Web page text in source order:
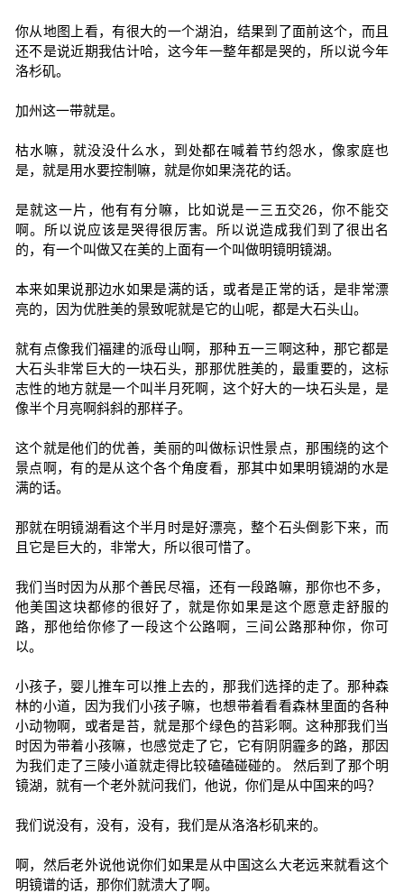
你从地图上看，有很大的一个湖泊，结果到了面前这个，而且
还不是说近期我估计哈，这今年一整年都是哭的，所以说今年
洛杉矶。
加州这一带就是。
枯水嘛，就没没什么水，到处都在喊着节约怨水，像家庭也
是，就是用水要控制嘛，就是你如果浇花的话。
是就这一片，他有有分嘛，比如说是一三五交26，你不能交
啊。所以说应该是哭得很厉害。所以说造成我们到了很出名
的，有一个叫做又在美的上面有一个叫做明镜明镜湖。
本来如果说那边水如果是满的话，或者是正常的话，是非常漂
亮的，因为优胜美的景致呢就是它的山呢，都是大石头山。
就有点像我们福建的派母山啊，那种五一三啊这种，那它都是
大石头非常巨大的一块石头，那那优胜美的，最重要的，这标
志性的地方就是一个叫半月死啊，这个好大的一块石头是，是
像半个月亮啊斜斜的那样子。
这个就是他们的优善，美丽的叫做标识性景点，那围绕的这个
景点啊，有的是从这个各个角度看，那其中如果明镜湖的水是
满的话。
那就在明镜湖看这个半月时是好漂亮，整个石头倒影下来，而
且它是巨大的，非常大，所以很可惜了。
我们当时因为从那个善民尽福，还有一段路嘛，那你也不多，
他美国这块都修的很好了，就是你如果是这个愿意走舒服的
路，那他给你修了一段这个公路啊，三间公路那种你，你可
以。
小孩子，婴儿推车可以推上去的，那我们选择的走了。那种森
林的小道，因为我们小孩子嘛，也想带着看看森林里面的各种
小动物啊，或者是苔，就是那个绿色的苔彩啊。这种那我们当
时因为带着小孩嘛，也感觉走了它，它有阴阴霾多的路，那因
为我们走了三陵小道就走得比较磕磕碰碰的。 然后到了那个明
镜湖，就有一个老外就问我们，他说，你们是从中国来的吗？
我们说没有，没有，没有，我们是从洛洛杉矶来的。
啊，然后老外说他说你们如果是从中国这么大老远来就看这个
明镜谱的话，那你们就溃大了啊。